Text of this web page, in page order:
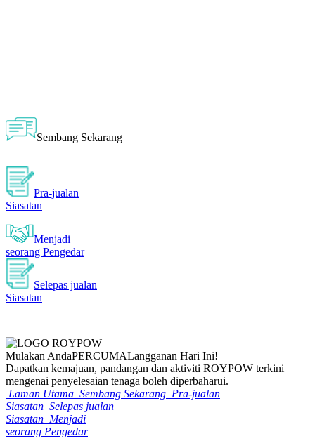
Sembang Sekarang
Pra-jualan
Siasatan
Menjadi
seorang Pengedar
Selepas jualan
Siasatan
Mulakan AndaPERCUMALangganan Hari Ini!
Dapatkan kemajuan, pandangan dan aktiviti ROYPOW terkini
mengenai penyelesaian tenaga boleh diperbaharui.
Laman Utama Sembang Sekarang Pra-jualan
Siasatan Selepas jualan
Siasatan Menjadi
seorang Pengedar